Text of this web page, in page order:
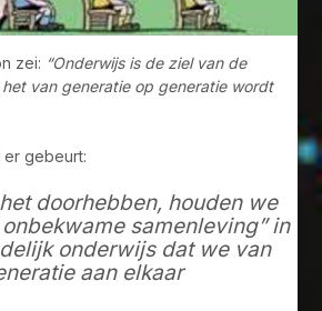
zei: “Onderwijs is de ziel van de
van generatie op generatie wordt
er gebeurt:
doorhebben, houden we
samenleving” in
onderwijs dat we van
aan elkaar